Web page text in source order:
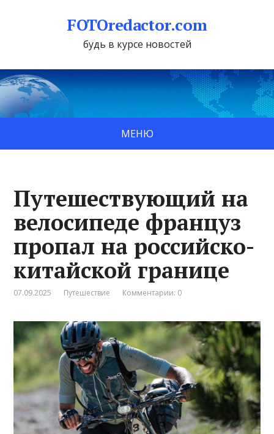
FOTOredactor.com
будь в курсе новостей
МЕНЮ
Путешествующий на
велосипеде француз
пропал на российско-
китайской границе
07.09.2025 Путешествие Комментарии: 0